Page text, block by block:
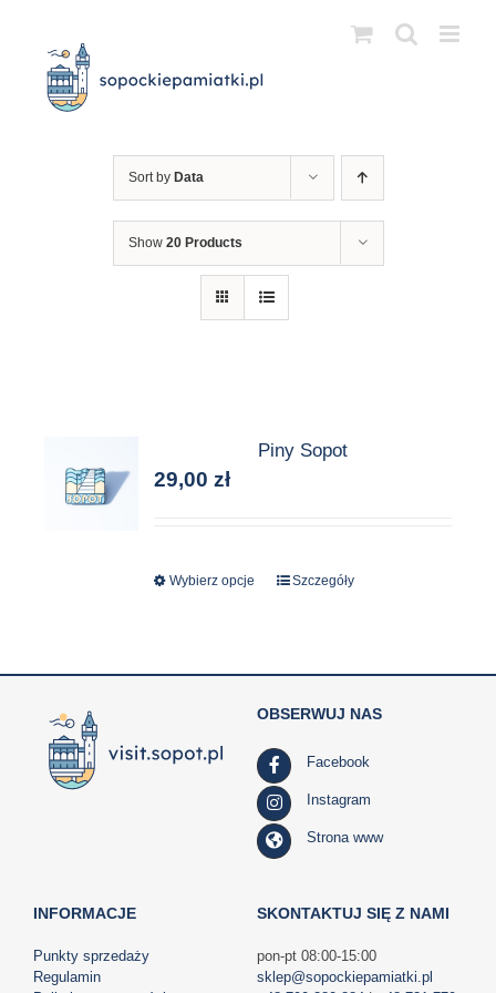
zawartości
Sort by Data
Show 20 Products
Piny Sopot
29,00zł
Wybierz opcje
Ten
Opcje
wybrać
na
stronie
produktu
Szczegóły
INFORMACJE
Punkty sprzedaży
Regulamin
OBSERWUJ NAS
Facebook
Instagram
Strona www
SKONTAKTUJ SIĘ Z NAMI
pon-pt 08:00-15:00
sklep@sopockiepamiatki.pl